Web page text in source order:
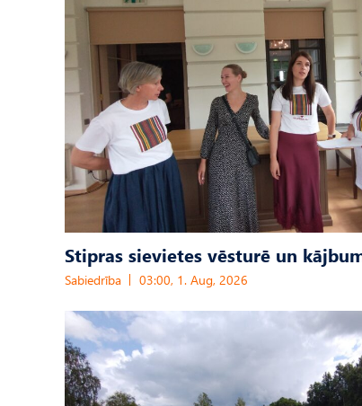
Stipras sievietes vēsturē un
Sabiedrība 03:00, 1. Aug, 2026